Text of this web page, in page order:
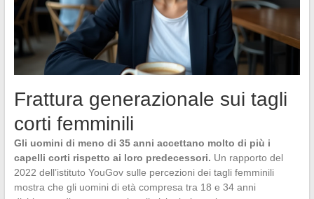
Frattura generazionale sui tagli
corti femminili
Gli uomini di meno di 35 anni accettano molto di più i
capelli corti rispetto ai loro predecessori. Un rapporto del
2022 dell’istituto YouGov sulle percezioni dei tagli femminili
mostra che gli uomini di età compresa tra 18 e 34 anni